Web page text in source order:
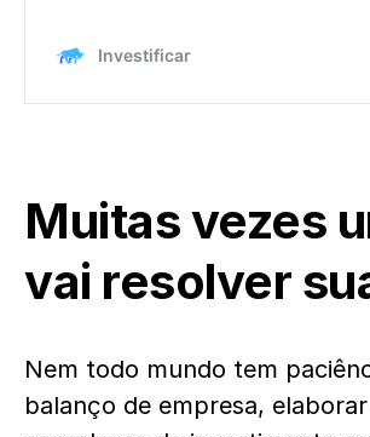
Muitas vezes
vai resolver
Nem todo mundo tem
balanço de empresa,